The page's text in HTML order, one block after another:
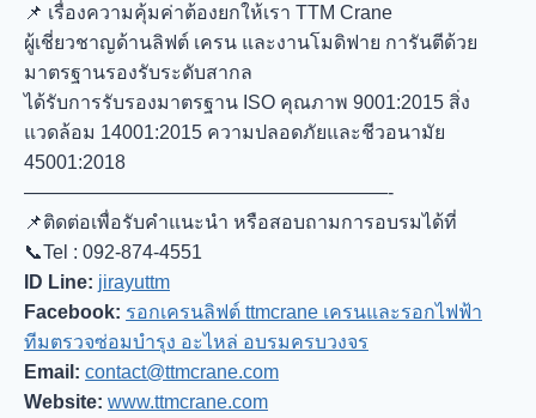
📌 เรื่องความคุ้มค่าต้องยกให้เรา TTM Crane
ผู้เชี่ยวชาญด้านลิฟต์ เครน และงานโมดิฟาย การันตีด้วย
มาตรฐานรองรับระดับสากล
ได้รับการรับรองมาตรฐาน ISO คุณภาพ 9001:2015 สิ่ง
แวดล้อม 14001:2015 ความปลอดภัยและชีวอนามัย
45001:2018
———————————————————-
📌ติดต่อเพื่อรับคำแนะนำ หรือสอบถามการอบรมได้ที่
📞Tel : 092-874-4551
ID Line​: jirayuttm
Facebook: รอกเครนลิฟต์ ttmcrane เครนและรอกไฟฟ้า
ทีมตรวจซ่อมบำรุง อะไหล่ อบรมครบวงจร
Email: contact@ttmcrane.com
Website: www.ttmcrane.com